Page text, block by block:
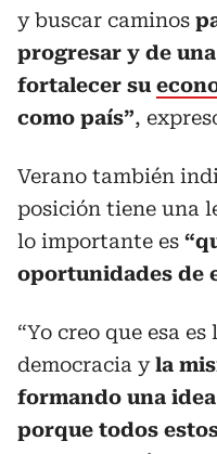
y buscar caminos
progresar y de
fortalecer su
como país”,
Verano también
posición tiene una
lo importante es
oportunidades de
“Yo creo que esa es
democracia yla
formando una
porque todos